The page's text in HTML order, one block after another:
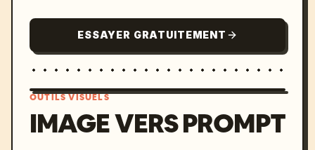
ESSAYER GRATUITEMENT
OUTILS VISUELS
IMAGE VERS PROMPT